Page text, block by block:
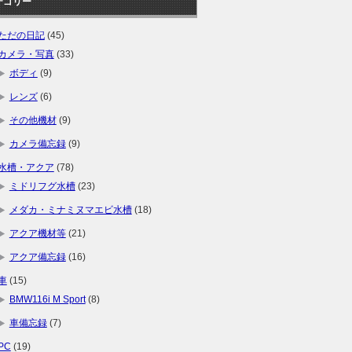
だの日記(45)
メラ・写真(33)
ボディ (9)
レンズ(6)
その他機材(9)
カメラ備忘録(9)
槽・アクア (78)
ミドリフグ水槽(23)
メダカ・ミナミヌマエビ水槽(18)
アクア機材等(21)
アクア備忘録(16)
(15)
BMW116i M Sport(8)
車備忘録(7)
(19)